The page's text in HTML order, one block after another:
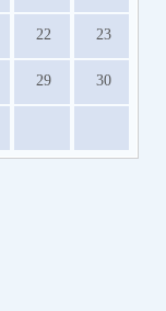
22 23
29 30